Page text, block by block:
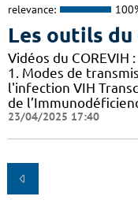
relevance:
Les outils du
Vidéos du COREVIH
1. Modes de
l'infection VIH
de
23/04/2025 17:40